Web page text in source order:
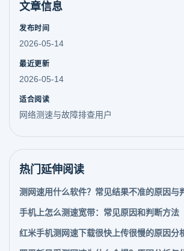
文章信息
发布时间
2026-05-14
最近更新
2026-05-14
适合阅读
网络测速与故障排查用户
热门延伸阅读
测网速用什么软件？常见结果不准的原因与
手机上怎么测速宽带：常见原因和判断方法
红米手机测网速下载很快上传很慢的原因分